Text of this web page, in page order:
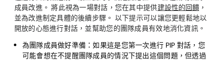
成員改進。 將此視為一場對話，您在其中提供建設性的回饋，
並為改進制定具體的後續步驟。 以下提示可以讓您更輕鬆地以
開放的心態進行對話，並幫助您的團隊成員有效地消化資訊。
為團隊成員做好準備：如果這是您第一次進行 PIP 對話，您
可能會想在不提醒團隊成員的情況下提出這個問題，但透過